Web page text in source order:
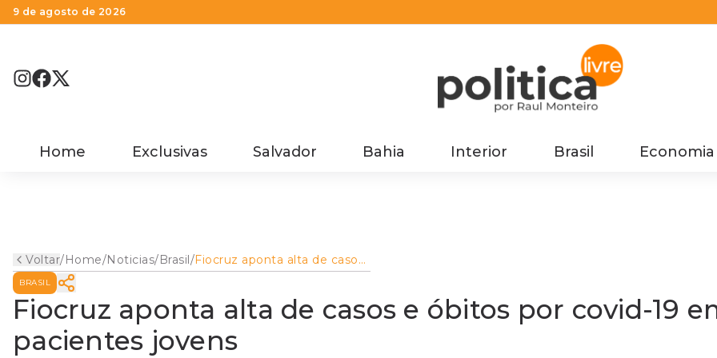
9 de agosto de 2026
Home Exclusivas Salvador Bahia Interior Brasil Economia
Voltar/Home/Noticias/Brasil/Fiocruz aponta alta de casos
e óbitos por covid-19 em
BRASIL
Fiocruz aponta alta de casos e óbitos por covid-19
pacientes jovens